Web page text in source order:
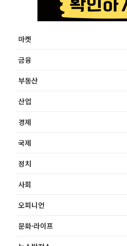
마켓
금융
부동산
산업
경제
국제
정치
사회
오피니언
문화·라이프